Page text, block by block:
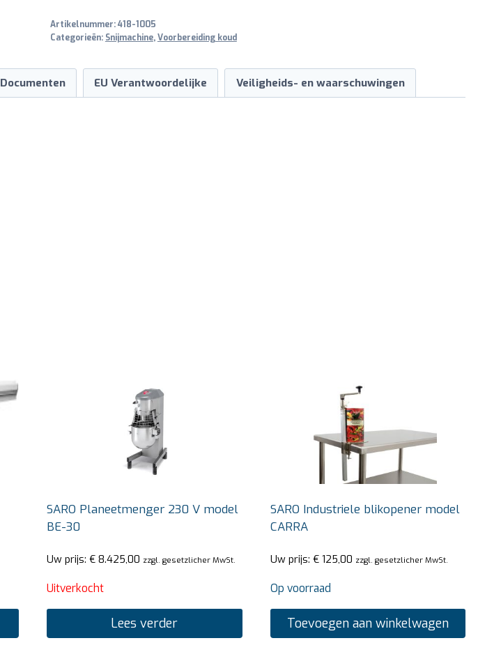
Artikelnummer:418-1005
Categorieën: Snijmachine,Voorbereiding koud
Documenten EU Verantwoordelijke Veiligheids- en waarschuwingen
SARO Planeetmenger 230 V model
BE-30
Uw prijs: € 8.425,00 zzgl. gesetzlicher MwSt.
Uitverkocht
Lees verder
SARO Industriele blikopener model
CARRA
Uw prijs: €125,00 zzgl. gesetzlicher MwSt.
Op voorraad
Toevoegen aan winkelwagen